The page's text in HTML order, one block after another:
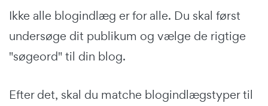
Ikke alle blogindlæg er for alle. Du skal først
undersøge dit publikum og vælge de rigtige
"søgeord" til din blog.
Efter det, skal du matche blogindlægstyper til